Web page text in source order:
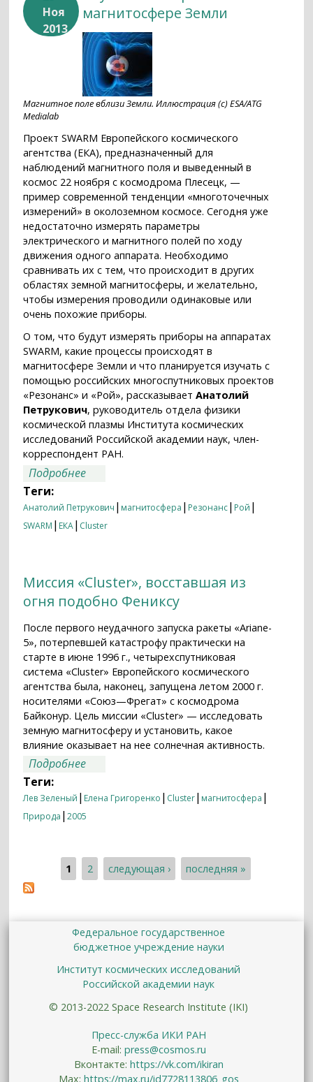
Ноя
2013
магнитосфере Земли
Магнитное поле вблизи Земли. Иллюстрация (c) ESA/ATG
Medialab
Проект SWARM Европейского космического
агентства (ЕКА), предназначенный для
наблюдений магнитного поля и выведенный в
космос 22 ноября с космодрома Плесецк, —
пример современной тенденции «многоточечных
измерений» в околоземном космосе. Сегодня уже
недостаточно измерять параметры
электрического и магнитного полей по ходу
движения одного аппарата. Необходимо
сравнивать их с тем, что происходит в других
областях земной магнитосферы, и желательно,
чтобы измерения проводили одинаковые или
очень похожие приборы.
О том, что будут измерять приборы на аппаратах
SWARM, какие процессы происходят в
магнитосфере Земли и что планируется изучать с
помощью российских многоспутниковых проектов
«Резонанс» и «Рой», рассказываетАнатолий
Петрукович, руководитель отдела физики
космической плазмы Института космических
исследований Российской академии наук, член-
корреспондент РАН.
Подробнее
Теги:
Анатолий Петрукович | магнитосфера | Резонанс| Рой |
SWARM | ЕКА| Cluster
Миссия «Cluster», восставшая из
огня подобно Фениксу
После первого неудачного запуска ракеты «Ariane-
5», потерпевшей катастрофу практически на
старте в июне 1996 г., четырехспутниковая
система «Cluster» Европейского космического
агентства была, наконец, запущена летом 2000 г.
носителями «Союз—Фрегат» с космодрома
Байконур. Цель миссии «Cluster» — исследовать
земную магнитосферу и установить, какое
влияние оказывает на нее солнечная активность.
Подробнее
Теги:
Лев Зеленый | Елена Григоренко | Cluster| магнитосфера |
Природа |2005
Страницы
1 2 следующая › последняя »
Федеральное государственное
бюджетное учреждение науки
Институт космических исследований
Российской академии наук
© 2013-2022 Space Research Institute (IKI)
Пресс-служба ИКИ РАН
E-mail: press@cosmos.ru
Вконтакте: https://vk.com/ikiran
Max: https://max.ru/id7728113806_gos